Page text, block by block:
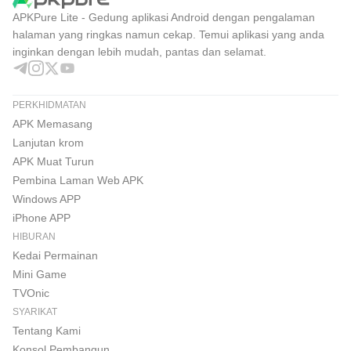
APKPure Lite - Gedung aplikasi Android dengan pengalaman
halaman yang ringkas namun cekap. Temui aplikasi yang anda
inginkan dengan lebih mudah, pantas dan selamat.
PERKHIDMATAN
APK Memasang
Lanjutan krom
APK Muat Turun
Pembina Laman Web APK
Windows APP
iPhone APP
HIBURAN
Kedai Permainan
Mini Game
TVOnic
SYARIKAT
Tentang Kami